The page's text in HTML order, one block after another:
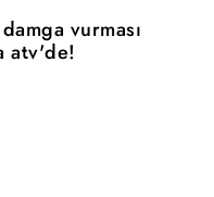
vurması
atv'de!